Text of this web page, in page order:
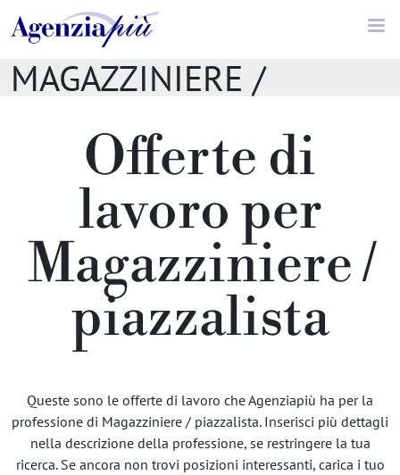
Offerte di lavoro //
MAGAZZINIERE /
PIAZZALISTA
Offerte di
lavoro per
Magazziniere /
piazzalista
Queste sono le offerte di lavoro che Agenziapiù ha per la
professione di Magazziniere / piazzalista. Inserisci più dettagli
nella descrizione della professione, se restringere la tua
ricerca. Se ancora non trovi posizioni interessanti, carica i tuo